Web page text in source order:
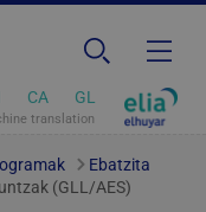
CA GL
translation
Ebatzita
(GLL/AES)